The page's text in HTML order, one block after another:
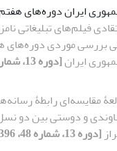
ایران دوره‌های
فیلم‌های تبلیغاتی
بررسی موردی
ایران
مقایسه‌ای رابطۀ
و دوستی بین دو